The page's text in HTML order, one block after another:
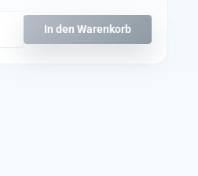
In den Warenkorb